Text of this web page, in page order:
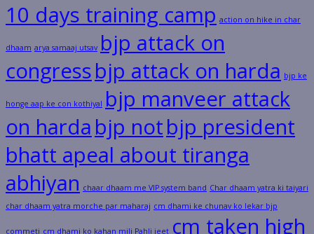
10 days training camp action on hike in char
dhaam arya samaaj utsav bjp attack on
congressbjp attack on harda bjp ke
honge aap ke con kothiyal bjp manveer attack
on harda bjp notbjp president
bhatt apeal about tiranga
abhiyan chaar dhaam me VIP system band Char dhaam yatra ki taiyari
char dhaam yatra morche par maharaj cm dhami ke chunav ko lekar bjp
commeti cm dhami ko kahan mili Pahli jeet cm taken high